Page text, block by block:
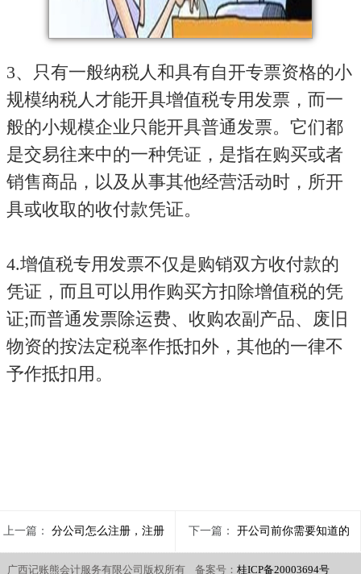
3、只有一般纳税人和具有自开专票资格的小
规模纳税人才能开具增值税专用发票，而一
般的小规模企业只能开具普通发票。它们都
是交易往来中的一种凭证，是指在购买或者
销售商品，以及从事其他经营活动时，所开
具或收取的收付款凭证。
4.增值税专用发票不仅是购销双方收付款的
凭证，而且可以用作购买方扣除增值税的凭
证;而普通发票除运费、收购农副产品、废旧
物资的按法定税率作抵扣外，其他的一律不
予作抵扣用。
上一篇：分公司怎么注册，注册
资金怎么定？
下一篇：开公司前你需要知道的
事情
广西记账熊会计服务有限公司版权所有 备案号： 桂ICP备20003694号